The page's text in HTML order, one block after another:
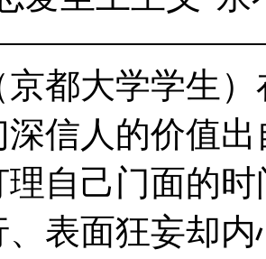
京都大学学生
信人的价值
理自己门面的
表面狂妄却